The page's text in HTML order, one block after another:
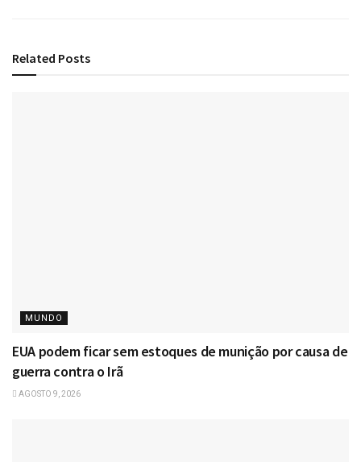
Related Posts
MUNDO
EUA podem ficar sem estoques de munição por causa de
guerra contra o Irã
AGOSTO 9, 2026